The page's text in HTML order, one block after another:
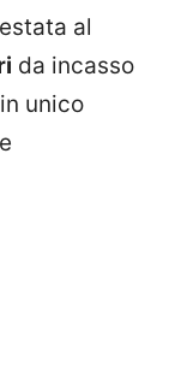
al
da incasso
unico